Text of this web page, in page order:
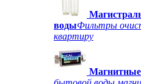
водыФильтры
квартиру